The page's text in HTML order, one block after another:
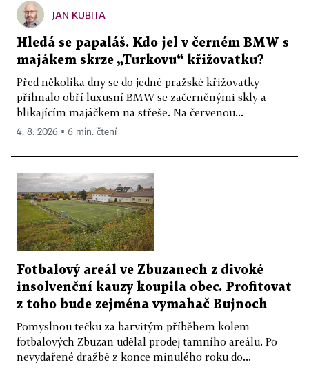
JAN KUBITA
Hledá se papaláš. Kdo jel v černém BMW s
majákem skrze „Turkovu“ křižovatku?
Před několika dny se do jedné pražské křižovatky
přihnalo obří luxusní BMW se začerněnými skly a
blikajícím majáčkem na střeše. Na červenou...
4. 8. 2026 ▪ 6 min. čtení
Fotbalový areál ve Zbuzanech z divoké
insolvenční kauzy koupila obec. Profitovat
z toho bude zejména vymahač Bujnoch
Pomyslnou tečku za barvitým příběhem kolem
fotbalových Zbuzan udělal prodej tamního areálu. Po
nevydařené dražbě z konce minulého roku do...